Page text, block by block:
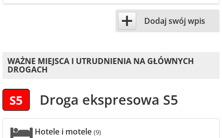
+ Dodaj swój wpis
WAŻNE MIEJSCA I UTRUDNIENIA NA GŁÓWNYCH
DROGACH
S5 Droga ekspresowa S5
Hotele i motele (9)